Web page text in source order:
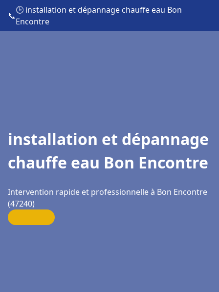
📞
🕒 installation et dépannage chauffe eau Bon
Encontre
installation et dépannage
chauffe eau Bon Encontre
Intervention rapide et professionnelle à Bon Encontre
(47240)